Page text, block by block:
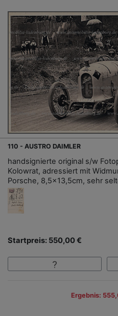
110 - AUSTRO DAIMLER
handsignierte original s/w
Kolowrat, adressiert mit
Porsche, 8,5x13,5cm, sehr
Startpreis: 550,00 €
Ergebnis: